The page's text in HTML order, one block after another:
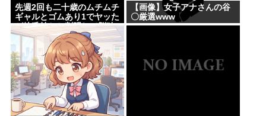
先週2回も二十歳のムチムチ
ギャルとゴムあり1でヤッた
が彼氏持ちと判明して脳破
壊されとる
【画像】女子アナさんの谷
〇厳選www